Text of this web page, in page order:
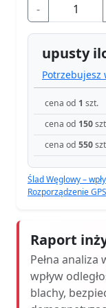
-
upusty
Potrzebujesz
cena od 1 szt.
cena od 150
cena od 550
Ślad Węglowy –
Rozporządzenie
Raport
Pełna analiza
wpływ
blachy,